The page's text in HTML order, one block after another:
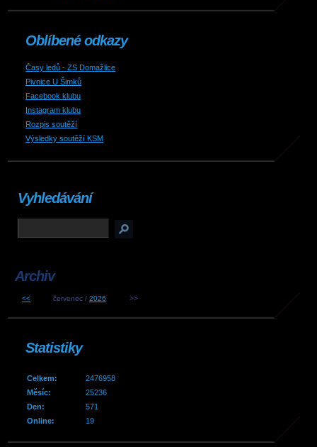
Oblíbené odkazy
Časy ledů - ZS Domažlice
Pivnice U Šimků
Facebook klubu
Instagram klubu
Rozpis soutěží
Výsledky soutěží KSM
Vyhledávání
Archiv
<< červenec /2026 >>
Statistiky
Online: 19
Celkem:
2476958
Měsíc:
25236
Den:
571